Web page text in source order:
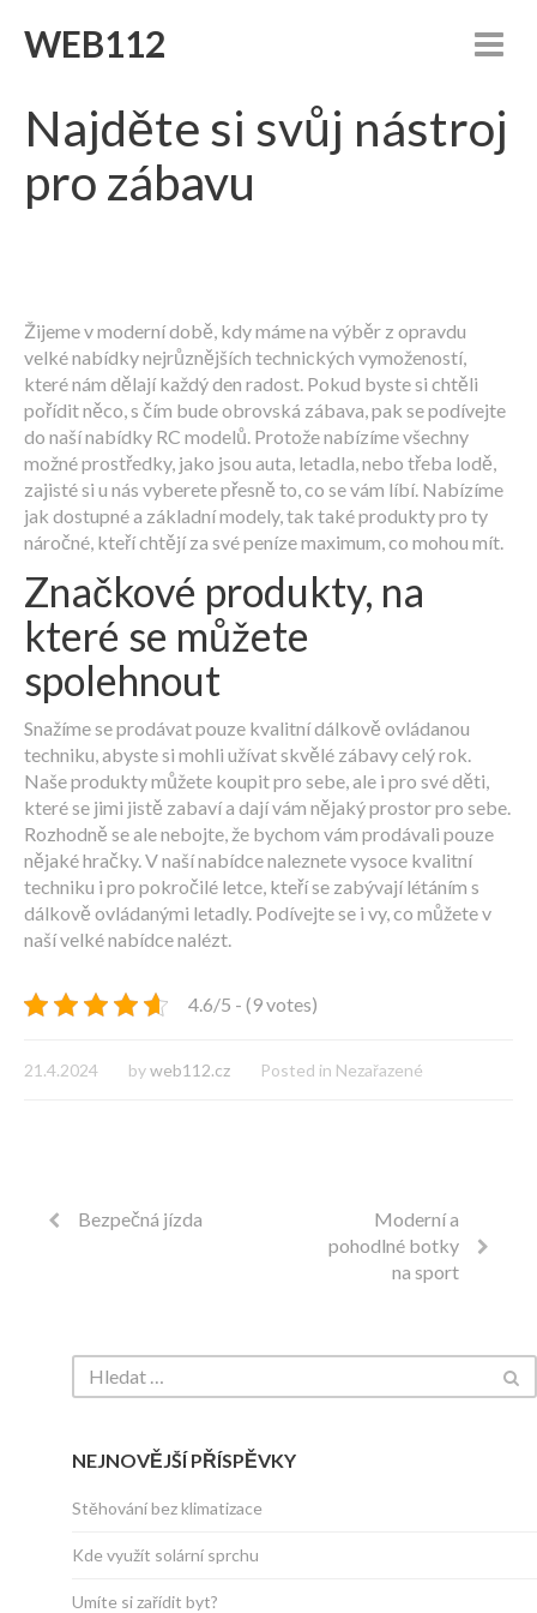
WEB112
Najděte si svůj nástroj
pro zábavu
Žijeme v moderní době, kdy máme na výběr z opravdu
velké nabídky nejrůznějších technických vymožeností,
které nám dělají každý den radost. Pokud byste si chtěli
pořídit něco, s čím bude obrovská zábava, pak se podívejte
do naší nabídky RC modelů. Protože nabízíme všechny
možné prostředky, jako jsou auta, letadla, nebo třeba lodě,
zajisté si u nás vyberete přesně to, co se vám líbí. Nabízíme
jak dostupné a základní modely, tak také produkty pro ty
náročné, kteří chtějí za své peníze maximum, co mohou mít.
Značkové produkty, na
které se můžete
spolehnout
Snažíme se prodávat pouze kvalitní dálkově ovládanou
techniku, abyste si mohli užívat skvělé zábavy celý rok.
Naše produkty můžete koupit pro sebe, ale i pro své děti,
které se jimi jistě zabaví a dají vám nějaký prostor pro sebe.
Rozhodně se ale nebojte, že bychom vám prodávali pouze
nějaké hračky. V naší nabídce naleznete vysoce kvalitní
techniku i pro pokročilé letce, kteří se zabývají létáním s
dálkově ovládanými letadly. Podívejte se i vy, co můžete v
naší velké nabídce nalézt.
4.6/5 - (9 votes)
21.4.2024 byweb112.cz Posted in Nezařazené
Bezpečná jízda
Moderní a
pohodlné botky
na sport
NEJNOVĚJŠÍ PŘÍSPĚVKY
Stěhování bez klimatizace
Kde využít solární sprchu
Umíte si zařídit byt?